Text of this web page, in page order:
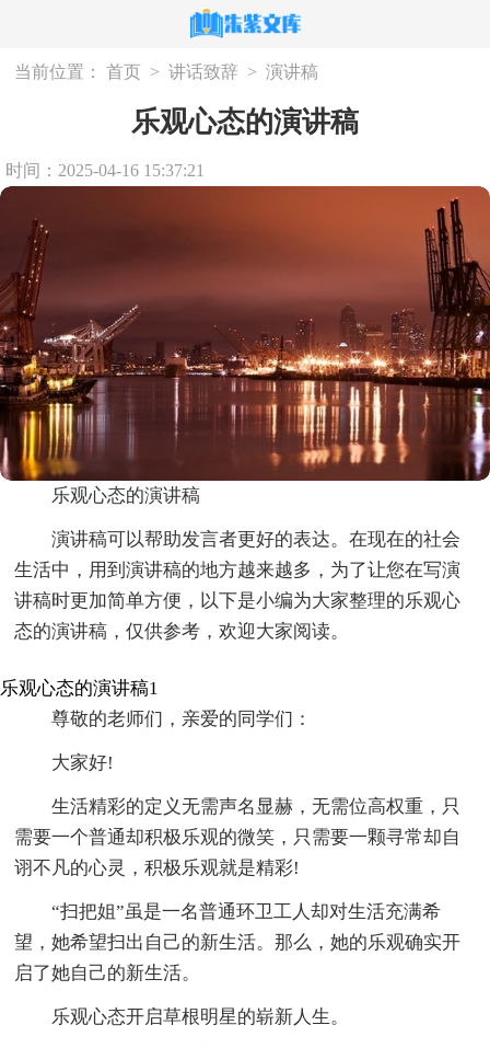
当前位置： 首页 > 讲话致辞 > 演讲稿
乐观心态的演讲稿
时间：2025-04-16 15:37:21
乐观心态的演讲稿
演讲稿可以帮助发言者更好的表达。在现在的社会
生活中，用到演讲稿的地方越来越多，为了让您在写演
讲稿时更加简单方便，以下是小编为大家整理的乐观心
态的演讲稿，仅供参考，欢迎大家阅读。
乐观心态的演讲稿1
尊敬的老师们，亲爱的同学们：
大家好!
生活精彩的定义无需声名显赫，无需位高权重，只
需要一个普通却积极乐观的微笑，只需要一颗寻常却自
诩不凡的心灵，积极乐观就是精彩!
“扫把姐”虽是一名普通环卫工人却对生活充满希
望，她希望扫出自己的新生活。那么，她的乐观确实开
启了她自己的新生活。
乐观心态开启草根明星的崭新人生。